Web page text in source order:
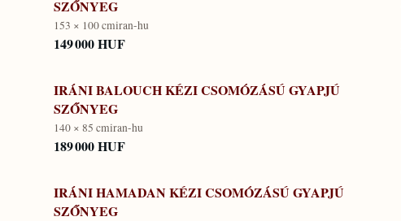
SZŐNYEG
153 × 100 cmiran-hu
149 000 HUF
IRÁNI BALOUCH KÉZI CSOMÓZÁSÚ GYAPJÚ
SZŐNYEG
140 × 85 cmiran-hu
189 000 HUF
IRÁNI HAMADAN KÉZI CSOMÓZÁSÚ GYAPJÚ
SZŐNYEG